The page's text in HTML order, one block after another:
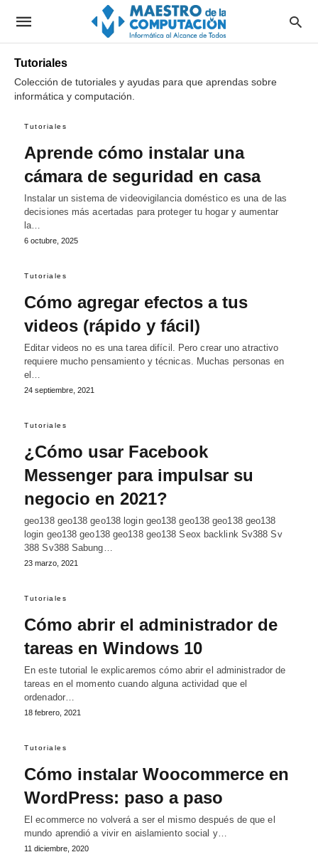
Tutoriales
Colección de tutoriales y ayudas para que aprendas sobre
informática y computación.
Tutoriales
Aprende cómo instalar una
cámara de seguridad en casa
Instalar un sistema de videovigilancia doméstico es una de las
decisiones más acertadas para proteger tu hogar y aumentar
la…
6 octubre, 2025
Tutoriales
Cómo agregar efectos a tus
videos (rápido y fácil)
Editar videos no es una tarea difícil. Pero crear uno atractivo
requiere mucho pensamiento y técnicas. Muchas personas en
el…
24 septiembre, 2021
Tutoriales
¿Cómo usar Facebook
Messenger para impulsar su
negocio en 2021?
geo138 geo138 geo138 login geo138 geo138 geo138 geo138
login geo138 geo138 geo138 geo138 Seox backlink Sv388 Sv
388 Sv388 Sabung…
23 marzo, 2021
Tutoriales
Cómo abrir el administrador de
tareas en Windows 10
En este tutorial le explicaremos cómo abrir el administrador de
tareas en el momento cuando alguna actividad que el
ordenador…
18 febrero, 2021
Tutoriales
Cómo instalar Woocommerce en
WordPress: paso a paso
El ecommerce no volverá a ser el mismo después de que el
mundo aprendió a vivir en aislamiento social y…
11 diciembre, 2020